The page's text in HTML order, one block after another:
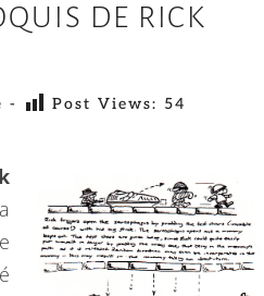
DE RICK
- Post Views: 54
a